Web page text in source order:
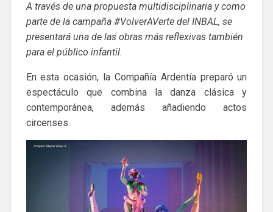
A través de una propuesta multidisciplinaria y como
parte de la campaña #VolverAVerte del INBAL, se
presentará una de las obras más reflexivas también
para el público infantil.
En esta ocasión, la Compañía Ardentía preparó un
espectáculo que combina la danza clásica y
contemporánea, además añadiendo actos
circenses.